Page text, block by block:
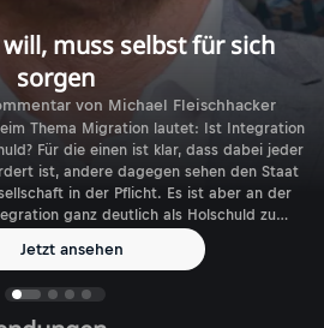
muss selbst für sich
sorgen
von Michael Fleischhacker
Thema Migration lautet: Ist Integration
Für die einen ist klar, dass dabei jeder
ist, andere dagegen sehen den Staat
in der Pflicht. Es ist aber an der
ganz deutlich als Holschuld zu
Jetzt ansehen